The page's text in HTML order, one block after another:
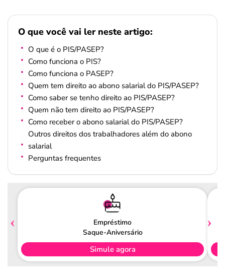
O que você vai ler neste artigo:
O que é o PIS/PASEP?
Como funciona o PIS?
Como funciona o PASEP?
Quem tem direito ao abono salarial do PIS/PASEP?
Como saber se tenho direito ao PIS/PASEP?
Quem não tem direito ao PIS/PASEP?
Como receber o abono salarial do PIS/PASEP?
Outros direitos dos trabalhadores além do abono
salarial
Perguntas frequentes
Empréstimo
Saque-Aniversário
Simule agora